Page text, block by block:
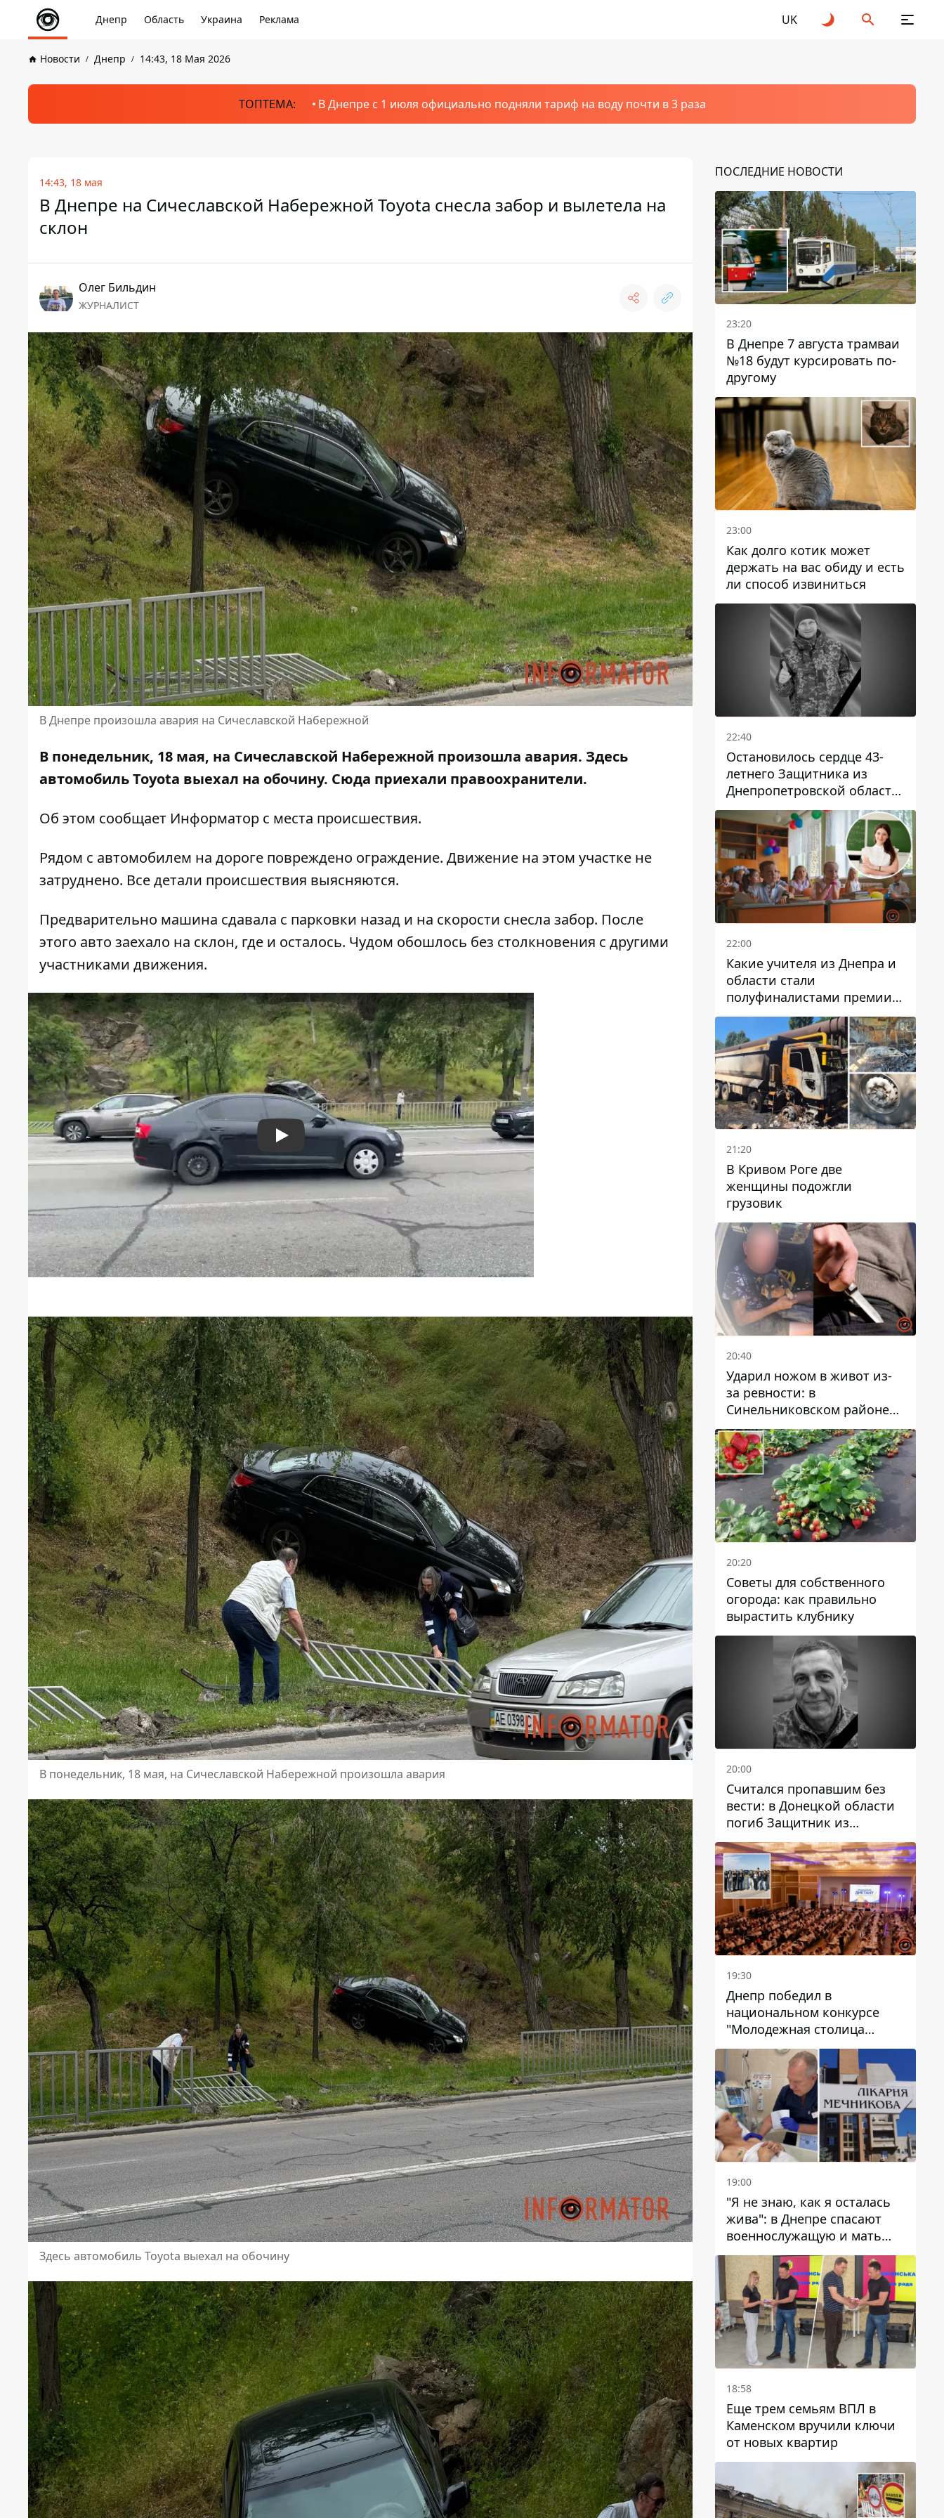
Днепр Область Украина Реклама UK
Новости Днепр 14:43, 18 Мая 2026
ТОПТЕМА: В Днепре с 1 июля официально подняли тариф на воду почти в 3 раза
14:43, 18 мая
В Днепре на Сичеславской Набережной Toyota снесла забор и вылетела на
склон
Олег Бильдин
ЖУРНАЛИСТ
В Днепре произошла авария на Сичеславской Набережной
В понедельник, 18 мая, на Сичеславской Набережной произошла авария. Здесь
автомобиль Toyota выехал на обочину. Сюда приехали правоохранители.
Об этом сообщает Информатор с места происшествия.
Рядом с автомобилем на дороге повреждено ограждение. Движение на этом участке не
затруднено. Все детали происшествия выясняются.
Предварительно машина сдавала с парковки назад и на скорости снесла забор. После
этого авто заехало на склон, где и осталось. Чудом обошлось без столкновения с другими
участниками движения.
Play
В понедельник, 18 мая, на Сичеславской Набережной произошла авария
Здесь автомобиль Toyota выехал на обочину
ПОСЛЕДНИЕ НОВОСТИ
23:20
В Днепре 7 августа трамваи
№18 будут курсировать по-
другому
23:00
Как долго котик может
держать на вас обиду и есть
ли способ извиниться
22:40
Остановилось сердце 43-
летнего Защитника из
Днепропетровской области
Евгения Зинченко
22:00
Какие учителя из Днепра и
области стали
полуфиналистами премии
Global Teacher Prize Ukraine
2026
21:20
В Кривом Роге две
женщины подожгли
грузовик
20:40
Ударил ножом в живот из-
за ревности: в
Синельниковском районе
задержали 49-летнего
мужчину за убийство
20:20
Советы для собственного
огорода: как правильно
вырастить клубнику
20:00
Считался пропавшим без
вести: в Донецкой области
погиб Защитник из
Каменского Антон
Красовский
19:30
Днепр победил в
национальном конкурсе
"Молодежная столица
Украины – 2026"
19:00
"Я не знаю, как я осталась
жива": в Днепре спасают
военнослужащую и мать
четверых детей, которую
ранил КАБ
18:58
Еще трем семьям ВПЛ в
Каменском вручили ключи
от новых квартир